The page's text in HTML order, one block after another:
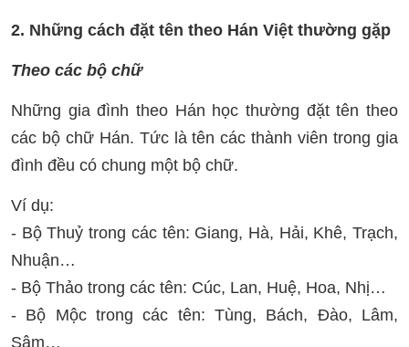
2. Những cách đặt tên theo Hán Việt thường gặp
Theo các bộ chữ
Những gia đình theo Hán học thường đặt tên theo
các bộ chữ Hán. Tức là tên các thành viên trong gia
đình đều có chung một bộ chữ.
Ví dụ:
- Bộ Thuỷ trong các tên: Giang, Hà, Hải, Khê, Trạch,
Nhuận…
- Bộ Thảo trong các tên: Cúc, Lan, Huệ, Hoa, Nhị…
- Bộ Mộc trong các tên: Tùng, Bách, Đào, Lâm,
Sâm…